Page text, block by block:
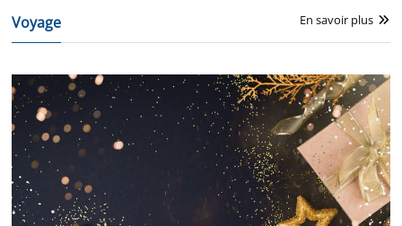
Voyage En savoir plus